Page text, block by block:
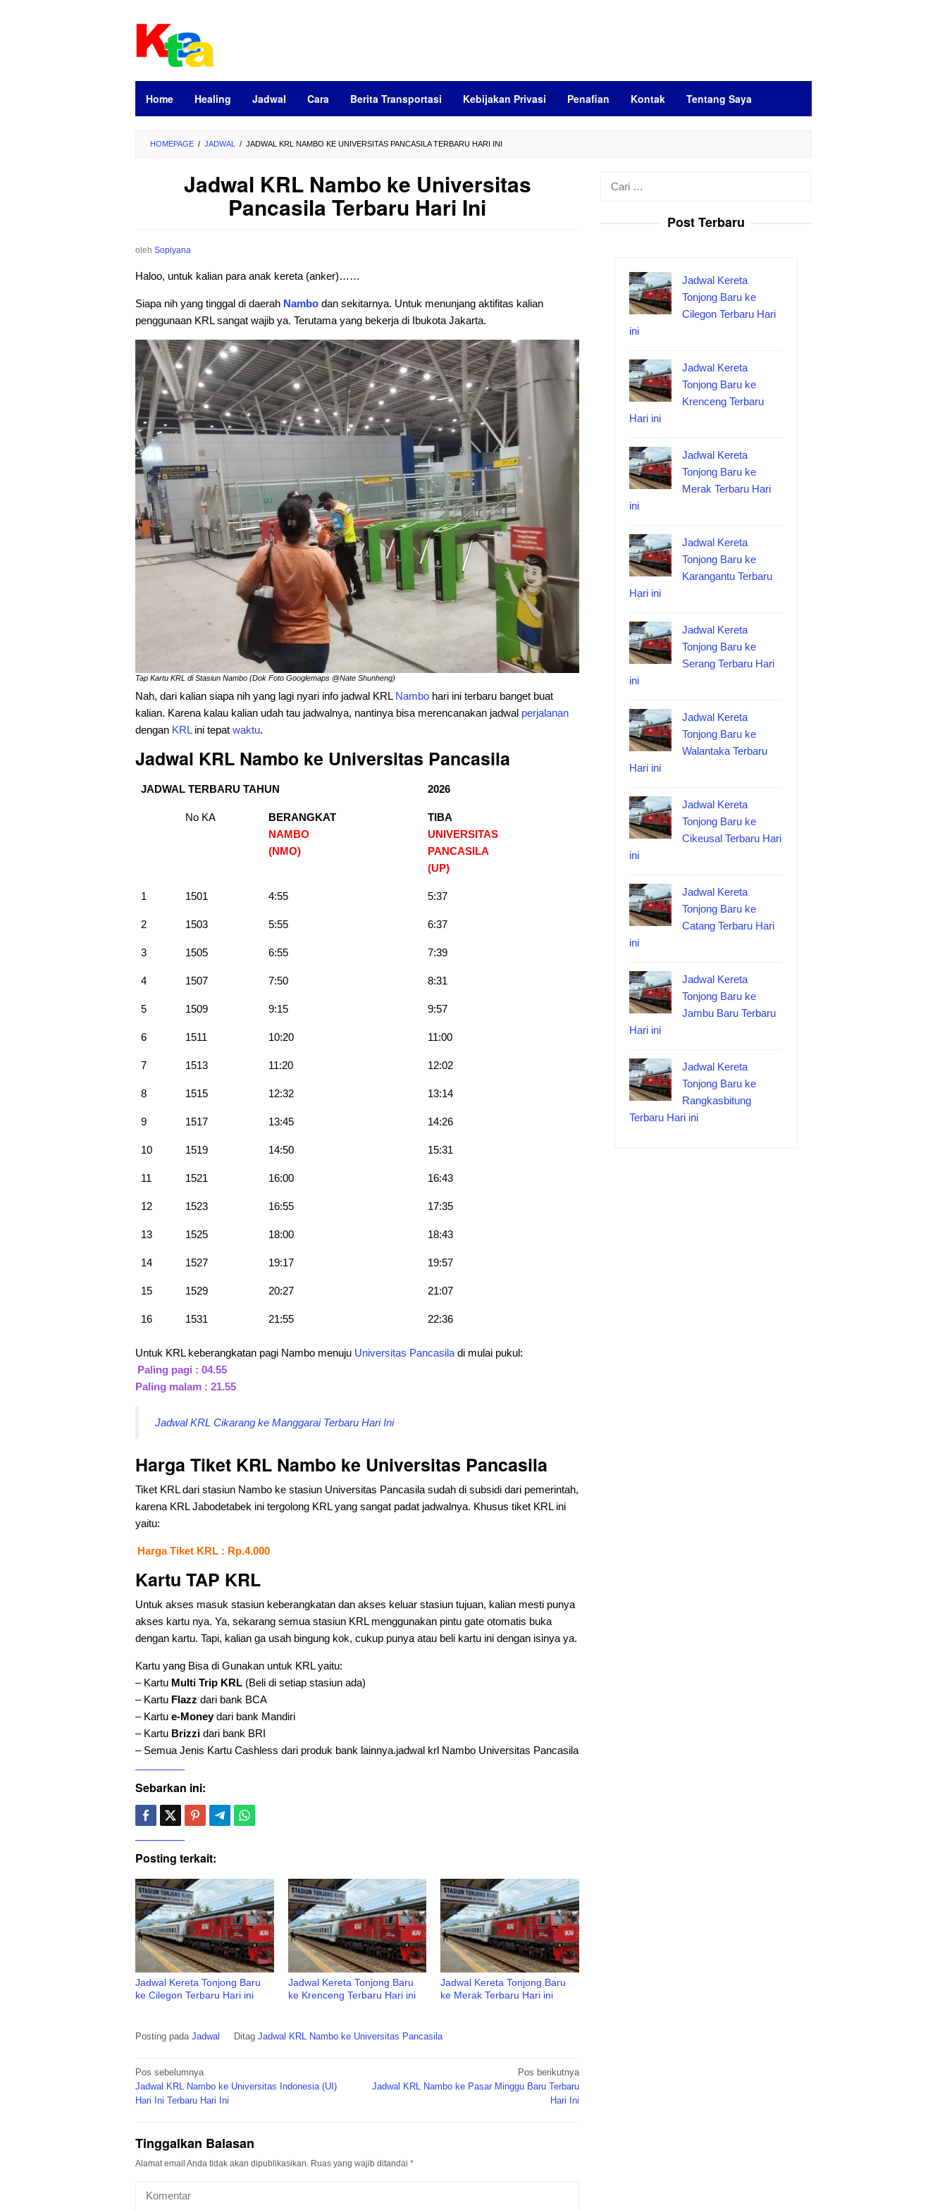
Home Healing Jadwal Cara Berita Transportasi Kebijakan Privasi Penafian Kontak Tentang Saya
HOMEPAGE / JADWAL / JADWAL KRL NAMBO KE UNIVERSITAS PANCASILA TERBARU HARI INI
Jadwal KRL Nambo ke Universitas
Pancasila Terbaru Hari Ini
oleh Sopiyana
Haloo, untuk kalian para anak kereta (anker)……
Siapa nih yang tinggal di daerah Nambo dan sekitarnya. Untuk menunjang aktifitas kalian
penggunaan KRL sangat wajib ya. Terutama yang bekerja di Ibukota Jakarta.
Tap Kartu KRL di Stasiun Nambo (Dok Foto Googlemaps @Nate Shunheng)
Nah, dari kalian siapa nih yang lagi nyari info jadwal KRL Nambo hari ini terbaru banget buat
kalian. Karena kalau kalian udah tau jadwalnya, nantinya bisa merencanakan jadwal perjalanan
dengan KRLini tepat waktu.
Jadwal KRL Nambo ke Universitas Pancasila
JADWAL TERBARU TAHUN 2026
No KA
BERANGKAT
NAMBO
(NMO)
TIBA
UNIVERSITAS
PANCASILA
(UP)
1 1501 4:55 5:37
2 1503 5:55 6:37
3 1505 6:55 7:39
4 1507 7:50 8:31
5 1509 9:15 9:57
6 1511 10:20 11:00
7 1513 11:20 12:02
8 1515 12:32 13:14
9 1517 13:45 14:26
10 1519 14:50 15:31
11 1521 16:00 16:43
12 1523 16:55 17:35
13 1525 18:00 18:43
14 1527 19:17 19:57
15 1529 20:27 21:07
16 1531 21:55 22:36
Untuk KRL keberangkatan pagi Nambo menuju Universitas Pancasila di mulai pukul:
Paling pagi : 04.55
Paling malam : 21.55
Jadwal KRL Cikarang ke Manggarai Terbaru Hari Ini
Harga Tiket KRL Nambo ke Universitas Pancasila
Tiket KRL dari stasiun Nambo ke stasiun Universitas Pancasila sudah di subsidi dari pemerintah,
karena KRL Jabodetabek ini tergolong KRL yang sangat padat jadwalnya. Khusus tiket KRL ini
yaitu:
Harga Tiket KRL : Rp.4.000
Kartu TAP KRL
Untuk akses masuk stasiun keberangkatan dan akses keluar stasiun tujuan, kalian mesti punya
akses kartu nya. Ya, sekarang semua stasiun KRL menggunakan pintu gate otomatis buka
dengan kartu. Tapi, kalian ga usah bingung kok, cukup punya atau beli kartu ini dengan isinya ya.
Kartu yang Bisa di Gunakan untuk KRL yaitu:
– Kartu Multi Trip KRL (Beli di setiap stasiun ada)
– Kartu Flazz dari bank BCA
– Kartu e-Moneydari bank Mandiri
– Kartu Brizzi dari bank BRI
– Semua Jenis Kartu Cashless dari produk bank lainnya.jadwal krl Nambo Universitas Pancasila
Sebarkan ini:
Posting terkait:
Jadwal Kereta Tonjong Baru
ke Cilegon Terbaru Hari ini
Jadwal Kereta Tonjong Baru
ke Krenceng Terbaru Hari ini
Jadwal Kereta Tonjong Baru
ke Merak Terbaru Hari ini
Posting pada Jadwal Ditag Jadwal KRL Nambo ke Universitas Pancasila
Navigasi
pos
Pos sebelumnya
Jadwal KRL Nambo ke Universitas Indonesia (UI)
Hari Ini Terbaru Hari Ini
Pos berikutnya
Jadwal KRL Nambo ke Pasar Minggu Baru Terbaru
Hari Ini
Tinggalkan Balasan
Alamat email Anda tidak akan dipublikasikan. Ruas yang wajib ditandai *
Post Terbaru
Jadwal Kereta
Tonjong Baru ke
Cilegon Terbaru Hari
ini
Jadwal Kereta
Tonjong Baru ke
Krenceng Terbaru
Hari ini
Jadwal Kereta
Tonjong Baru ke
Merak Terbaru Hari
ini
Jadwal Kereta
Tonjong Baru ke
Karangantu Terbaru
Hari ini
Jadwal Kereta
Tonjong Baru ke
Serang Terbaru Hari
ini
Jadwal Kereta
Tonjong Baru ke
Walantaka Terbaru
Hari ini
Jadwal Kereta
Tonjong Baru ke
Cikeusal Terbaru Hari
ini
Jadwal Kereta
Tonjong Baru ke
Catang Terbaru Hari
ini
Jadwal Kereta
Tonjong Baru ke
Jambu Baru Terbaru
Hari ini
Jadwal Kereta
Tonjong Baru ke
Rangkasbitung
Terbaru Hari ini